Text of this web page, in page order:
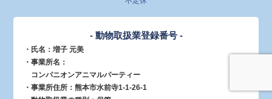
- 動物取扱業登録番号 -
・氏名：増子 元美
・事業所名：
コンパニオンアニマルパーティー
・事業所住所：熊本市水前寺1-1-26-1